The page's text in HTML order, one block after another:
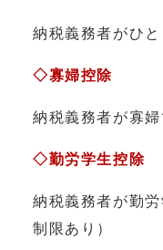
納税義務者がひ
◇寡婦控除
納税義務者が寡
◇勤労学生控除
納税義務者が勤
制限あり）